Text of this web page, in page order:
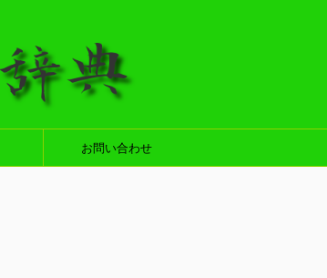
お問い合わせ